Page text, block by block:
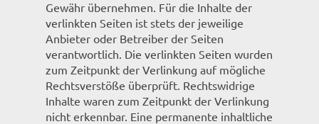
Gewähr übernehmen. Für die Inhalte der
verlinkten Seiten ist stets der jeweilige
Anbieter oder Betreiber der Seiten
verantwortlich. Die verlinkten Seiten wurden
zum Zeitpunkt der Verlinkung auf mögliche
Rechtsverstöße überprüft. Rechtswidrige
Inhalte waren zum Zeitpunkt der Verlinkung
nicht erkennbar. Eine permanente inhaltliche